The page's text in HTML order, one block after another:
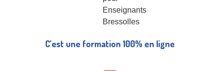
C’est une formation 100% en ligne